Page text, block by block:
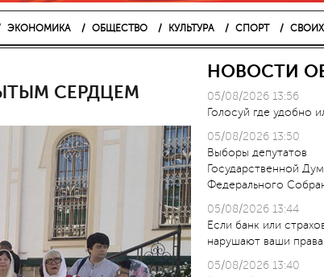
ЭКОНОМИКА ОБЩЕСТВО КУЛЬТУРА СПОРТ
СЕРДЦЕМ
НОВОСТИ
05/08/2026 13:56
Голосуй где удобно
05/08/2026 13:50
Выборы депутатов
Государственной
Федерального
05/08/2026 13:44
Если банк или
нарушают ваши
05/08/2026 13:40